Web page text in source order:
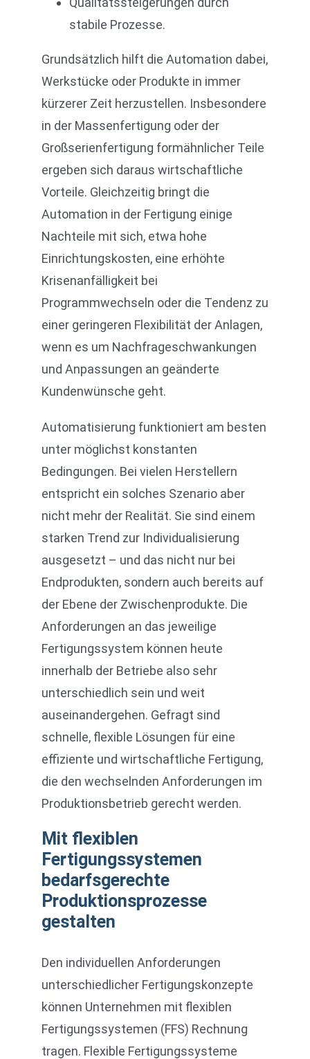
stabile Prozesse.
Grundsätzlich hilft die Automation dabei,
Werkstücke oder Produkte in immer
kürzerer Zeit herzustellen. Insbesondere
in der Massenfertigung oder der
Großserienfertigung formähnlicher Teile
ergeben sich daraus wirtschaftliche
Vorteile. Gleichzeitig bringt die
Automation in der Fertigung einige
Nachteile mit sich, etwa hohe
Einrichtungskosten, eine erhöhte
Krisenanfälligkeit bei
Programmwechseln oder die Tendenz zu
einer geringeren Flexibilität der Anlagen,
wenn es um Nachfrageschwankungen
und Anpassungen an geänderte
Kundenwünsche geht.
Automatisierung funktioniert am besten
unter möglichst konstanten
Bedingungen. Bei vielen Herstellern
entspricht ein solches Szenario aber
nicht mehr der Realität. Sie sind einem
starken Trend zur Individualisierung
ausgesetzt – und das nicht nur bei
Endprodukten, sondern auch bereits auf
der Ebene der Zwischenprodukte. Die
Anforderungen an das jeweilige
Fertigungssystem können heute
innerhalb der Betriebe also sehr
unterschiedlich sein und weit
auseinandergehen. Gefragt sind
schnelle, flexible Lösungen für eine
effiziente und wirtschaftliche Fertigung,
die den wechselnden Anforderungen im
Produktionsbetrieb gerecht werden.
Mit flexiblen
Fertigungssystemen
bedarfsgerechte
Produktionsprozesse
gestalten
Den individuellen Anforderungen
unterschiedlicher Fertigungskonzepte
können Unternehmen mit flexiblen
Fertigungssystemen (FFS) Rechnung
tragen. Flexible Fertigungssysteme